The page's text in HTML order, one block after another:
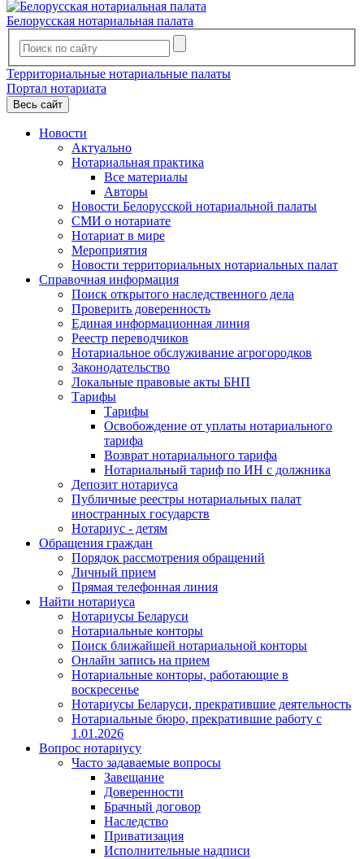
Белорусская нотариальная палата
Территориальные нотариальные палаты
Портал нотариата
Весь сайт
Новости
Актуально
Нотариальная практика
Все материалы
Авторы
Новости Белорусской нотариальной палаты
СМИ о нотариате
Нотариат в мире
Мероприятия
Новости территориальных нотариальных палат
Справочная информация
Поиск открытого наследственного дела
Проверить доверенность
Единая информационная линия
Реестр переводчиков
Нотариальное обслуживание агрогородков
Законодательство
Локальные правовые акты БНП
Тарифы
Тарифы
Освобождение от уплаты нотариального
тарифа
Возврат нотариального тарифа
Нотариальный тариф по ИН с должника
Депозит нотариуса
Публичные реестры нотариальных палат
иностранных государств
Нотариус - детям
Обращения граждан
Порядок рассмотрения обращений
Личный прием
Прямая телефонная линия
Найти нотариуса
Нотариусы Беларуси
Нотариальные конторы
Поиск ближайшей нотариальной конторы
Онлайн запись на прием
Нотариальные конторы, работающие в
воскресенье
Нотариусы Беларуси, прекратившие деятельность
Нотариальные бюро, прекратившие работу с
1.01.2026
Вопрос нотариусу
Часто задаваемые вопросы
Завещание
Доверенности
Брачный договор
Наследство
Приватизация
Исполнительные надписи